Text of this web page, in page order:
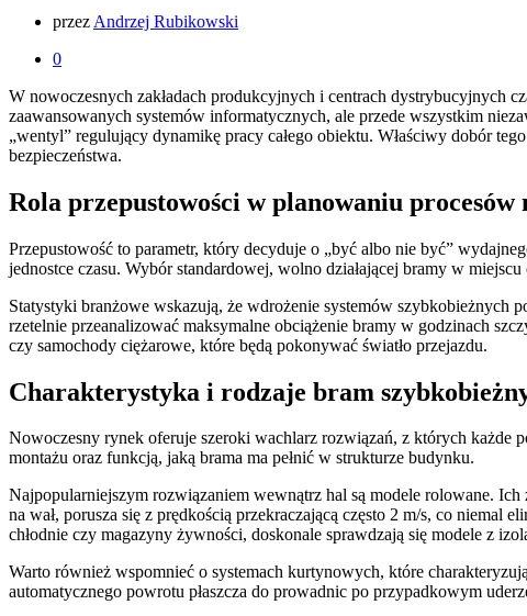
przez Andrzej Rubikowski
0
W nowoczesnych zakładach produkcyjnych i centrach dystrybucyjnych
zaawansowanych systemów informatycznych, ale przede wszystkim
„wentyl” regulujący dynamikę pracy całego obiektu. Właściwy dobór
bezpieczeństwa.
Rola przepustowości w planowaniu procesów
Przepustowość to parametr, który decyduje o „być albo nie być”
jednostce czasu. Wybór standardowej, wolno działającej bramy w
Statystyki branżowe wskazują, że wdrożenie systemów szybkobieżnych
rzetelnie przeanalizować maksymalne obciążenie bramy w godzinach
czy samochody ciężarowe, które będą pokonywać światło przejazdu.
Charakterystyka i rodzaje bram
Nowoczesny rynek oferuje szeroki wachlarz rozwiązań, z których każde
montażu oraz funkcją, jaką brama ma pełnić w strukturze budynku.
Najpopularniejszym rozwiązaniem wewnątrz hal są modele rolowane.
na wał, porusza się z prędkością przekraczającą często 2 m/s, co
chłodnie czy magazyny żywności, doskonale sprawdzają się modele z
Warto również wspomnieć o systemach kurtynowych, które
automatycznego powrotu płaszcza do prowadnic po przypadkowym